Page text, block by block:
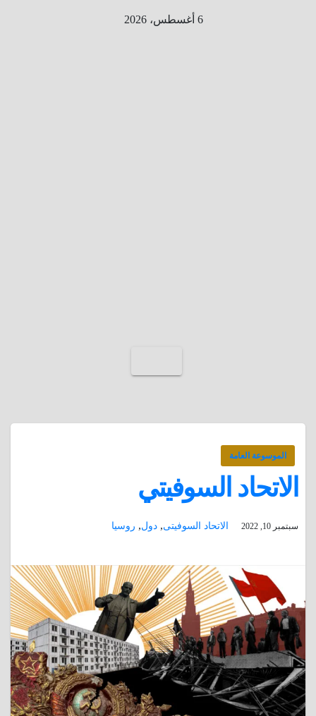
6 أغسطس، 2026
الموسوعة العامة
الاتحاد السوفيتي
سبتمبر 10, 2022 الاتحاد السوفيتى, دول, روسيا